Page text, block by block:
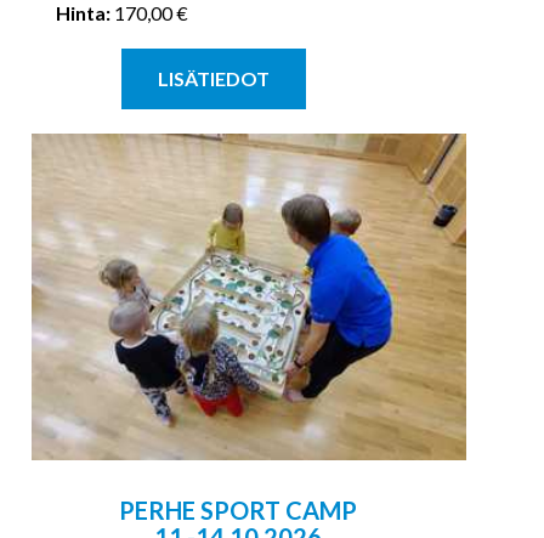
Hinta: 170,00 €
LISÄTIEDOT
PERHE SPORT CAMP